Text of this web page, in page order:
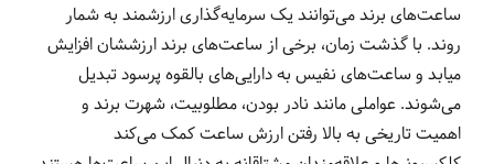
ساعت‌های برند می‌توانند یک سرمایه‌گذاری ارزشمند به شمار
روند. با گذشت زمان، برخی از ساعت‌های برند ارزششان افزایش
میابد و ساعت‌های نفیس به دارایی‌های بالقوه پرسود تبدیل
می‌شوند. عواملی مانند نادر بودن، مطلوبیت، شهرت برند و
اهمیت تاریخی به بالا رفتن ارزش ساعت کمک می‌کند